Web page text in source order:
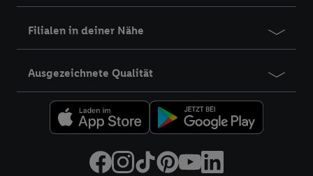
Filialen in deiner Nähe
Ausgezeichnete Qualität